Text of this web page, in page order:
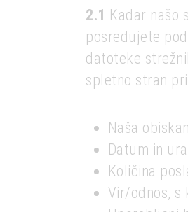
2.1 Kadar našo
posredujete
datoteke
spletno stran
Naša
Datum in
Količina
Vir/odnos, s